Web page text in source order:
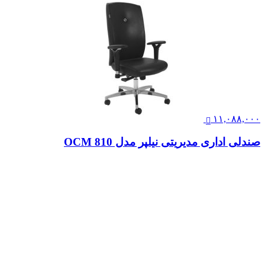
۱۱,۰۸۸,۰۰۰
صندلی اداری مدیریتی نیلپر مدل OCM 810